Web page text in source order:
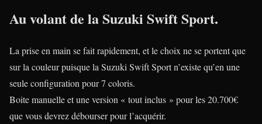
Au volant de la Suzuki Swift Sport.
La prise en main se fait rapidement, et le choix ne se portent que
sur la couleur puisque la Suzuki Swift Sport n’existe qu’en une
seule configuration pour 7 coloris.
Boite manuelle et une version « tout inclus » pour les 20.700€
que vous devrez débourser pour l’acquérir.